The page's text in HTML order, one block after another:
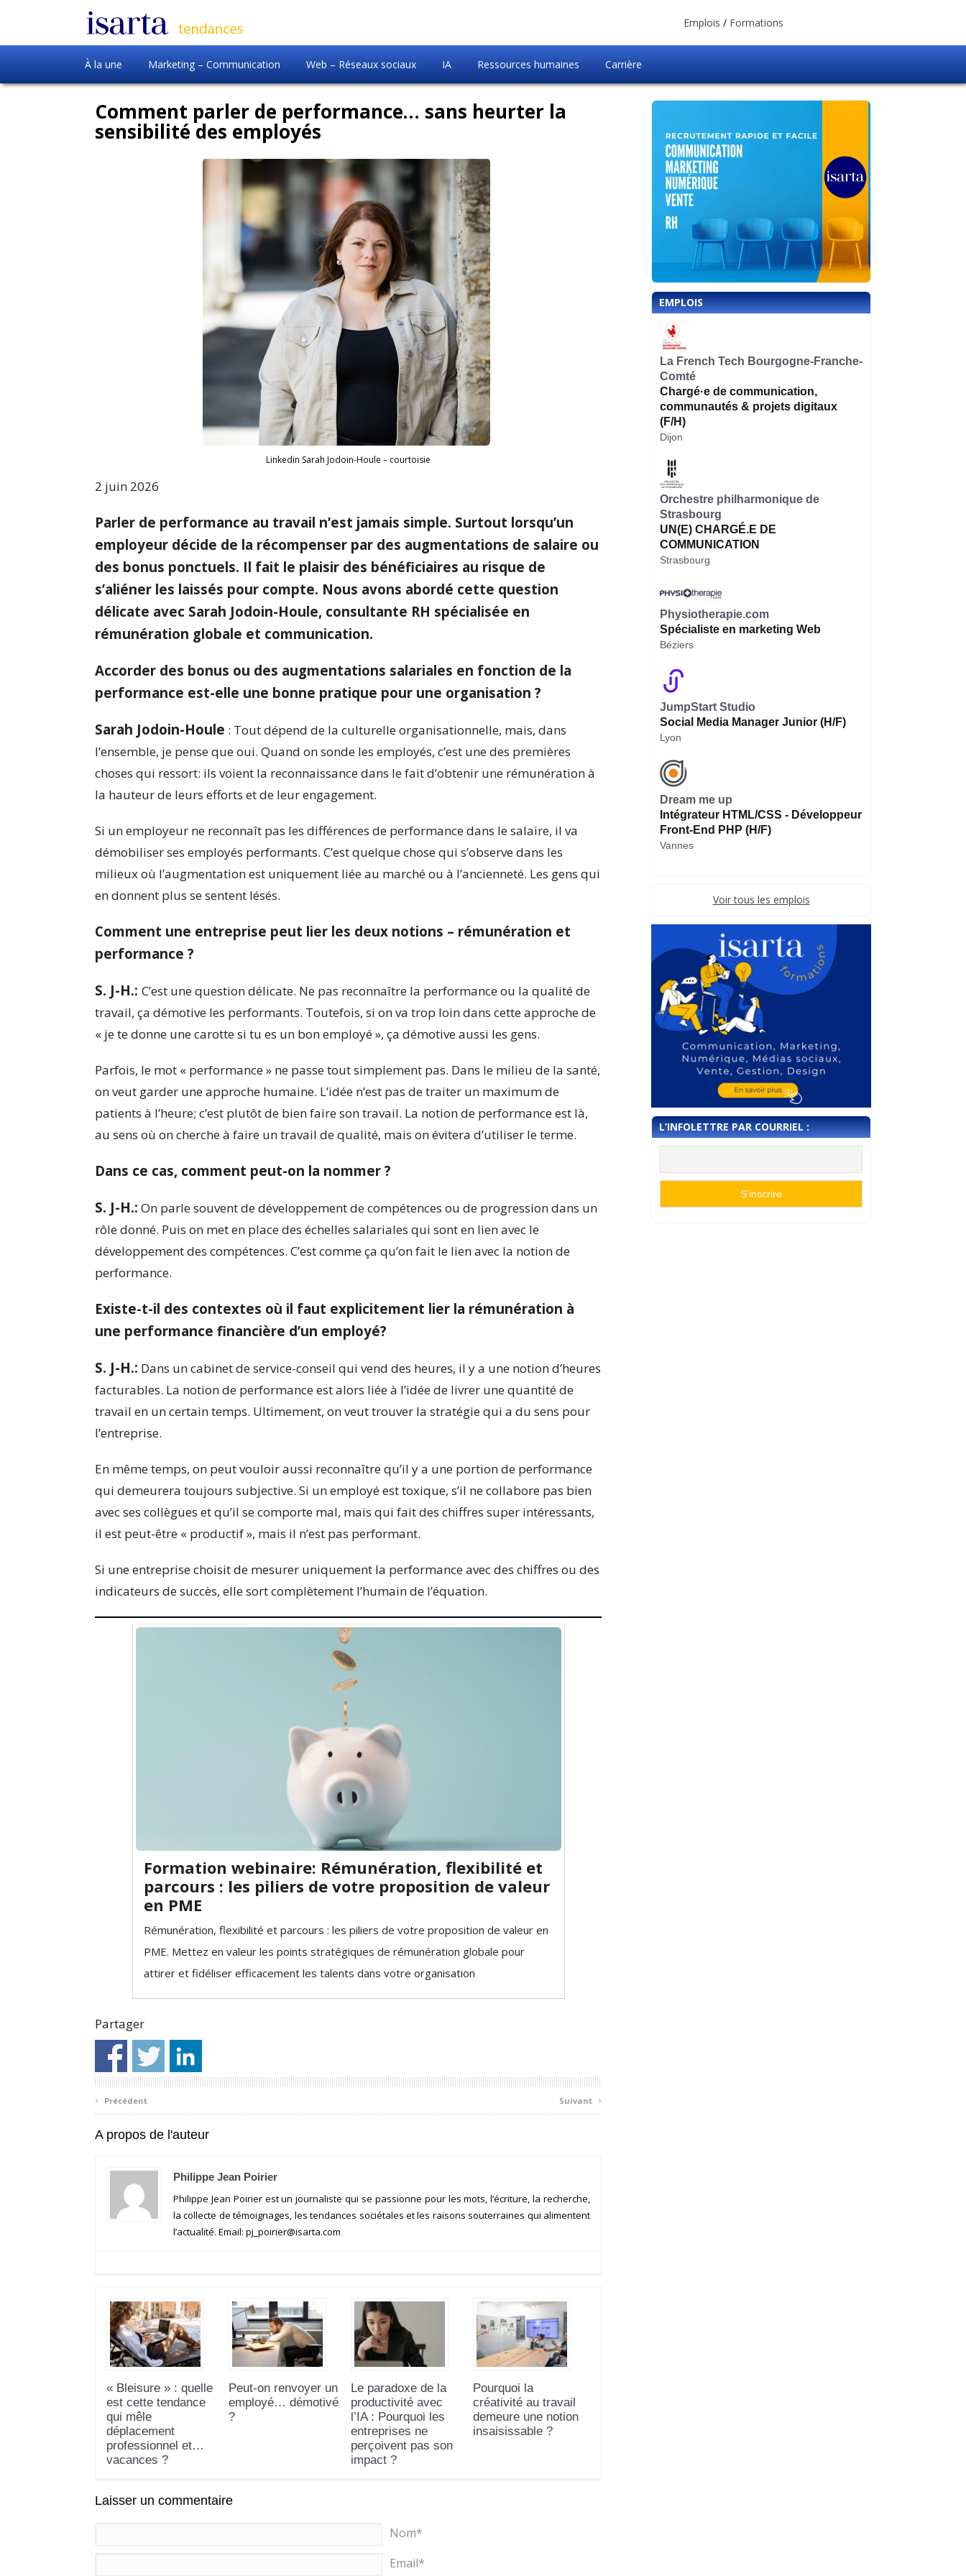
Emplois / Formations
À la une Marketing – Communication Web – Réseaux sociaux IA Ressources humaines Carrière
Comment parler de performance… sans heurter la
sensibilité des employés
Linkedin Sarah Jodoin-Houle – courtoisie
2 juin 2026
Parler de performance au travail n’est jamais simple. Surtout lorsqu’un
employeur décide de la récompenser par des augmentations de salaire ou
des bonus ponctuels. Il fait le plaisir des bénéficiaires au risque de
s’aliéner les laissés pour compte. Nous avons abordé cette question
délicate avec Sarah Jodoin-Houle, consultante RH spécialisée en
rémunération globale et communication.
Accorder des bonus ou des augmentations salariales en fonction de la
performance est-elle une bonne pratique pour une organisation ?
Sarah Jodoin-Houle : Tout dépend de la culturelle organisationnelle, mais, dans
l’ensemble, je pense que oui. Quand on sonde les employés, c’est une des premières
choses qui ressort: ils voient la reconnaissance dans le fait d’obtenir une rémunération à
la hauteur de leurs efforts et de leur engagement.
Si un employeur ne reconnaît pas les différences de performance dans le salaire, il va
démobiliser ses employés performants. C’est quelque chose qui s’observe dans les
milieux où l’augmentation est uniquement liée au marché ou à l’ancienneté. Les gens qui
en donnent plus se sentent lésés.
Comment une entreprise peut lier les deux notions – rémunération et
performance ?
S. J-H.: C’est une question délicate. Ne pas reconnaître la performance ou la qualité de
travail, ça démotive les performants. Toutefois, si on va trop loin dans cette approche de
« je te donne une carotte si tu es un bon employé », ça démotive aussi les gens.
Parfois, le mot « performance » ne passe tout simplement pas. Dans le milieu de la santé,
on veut garder une approche humaine. L’idée n’est pas de traiter un maximum de
patients à l’heure; c’est plutôt de bien faire son travail. La notion de performance est là,
au sens où on cherche à faire un travail de qualité, mais on évitera d’utiliser le terme.
Dans ce cas, comment peut-on la nommer ?
S. J-H.: On parle souvent de développement de compétences ou de progression dans un
rôle donné. Puis on met en place des échelles salariales qui sont en lien avec le
développement des compétences. C’est comme ça qu’on fait le lien avec la notion de
performance.
Existe-t-il des contextes où il faut explicitement lier la rémunération à
une performance financière d’un employé?
S. J-H.: Dans un cabinet de service-conseil qui vend des heures, il y a une notion d’heures
facturables. La notion de performance est alors liée à l’idée de livrer une quantité de
travail en un certain temps. Ultimement, on veut trouver la stratégie qui a du sens pour
l’entreprise.
En même temps, on peut vouloir aussi reconnaître qu’il y a une portion de performance
qui demeurera toujours subjective. Si un employé est toxique, s’il ne collabore pas bien
avec ses collègues et qu’il se comporte mal, mais qui fait des chiffres super intéressants,
il est peut-être « productif », mais il n’est pas performant.
Si une entreprise choisit de mesurer uniquement la performance avec des chiffres ou des
indicateurs de succès, elle sort complètement l’humain de l’équation.
Formation webinaire: Rémunération, flexibilité et
parcours : les piliers de votre proposition de valeur
en PME
Rémunération, flexibilité et parcours : les piliers de votre proposition de valeur en
PME. Mettez en valeur les points stratégiques de rémunération globale pour
attirer et fidéliser efficacement les talents dans votre organisation
Partager
‹ Précédent Suivant ›
A propos de l'auteur
Philippe Jean Poirier
Philippe Jean Poirier est un journaliste qui se passionne pour les mots, l’écriture, la recherche,
la collecte de témoignages, les tendances sociétales et les raisons souterraines qui alimentent
l’actualité. Email: pj_poirier@isarta.com
« Bleisure » : quelle
est cette tendance
qui mêle
déplacement
professionnel et…
vacances ?
Peut-on renvoyer un
employé… démotivé
?
Le paradoxe de la
productivité avec
l’IA : Pourquoi les
entreprises ne
perçoivent pas son
impact ?
Pourquoi la
créativité au travail
demeure une notion
insaisissable ?
Laisser un commentaire
Nom*
Email*
EMPLOIS
La French Tech Bourgogne-Franche-
Comté
Chargé·e de communication,
communautés & projets digitaux
(F/H)
Dijon
Orchestre philharmonique de
Strasbourg
UN(E) CHARGÉ.E DE
COMMUNICATION
Strasbourg
Physiotherapie.com
Spécialiste en marketing Web
Béziers
JumpStart Studio
Social Media Manager Junior (H/F)
Lyon
Dream me up
Intégrateur HTML/CSS - Développeur
Front-End PHP (H/F)
Vannes
Voir tous les emplois
L’INFOLETTRE PAR COURRIEL :